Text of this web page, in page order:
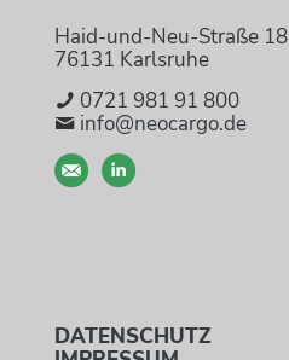
Haid-und-Neu-Straße 18
76131 Karlsruhe
0721 981 91 800
info@neocargo.de
DATENSCHUTZ